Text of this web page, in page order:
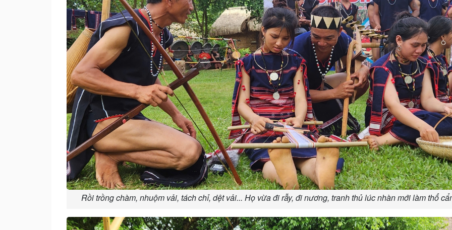
Rồi trồng chàm, nhuộm vải, tách chỉ, dệt vải... Họ vừa đi rẫy, đi nương, tranh thủ lúc nhàn mới làm thổ